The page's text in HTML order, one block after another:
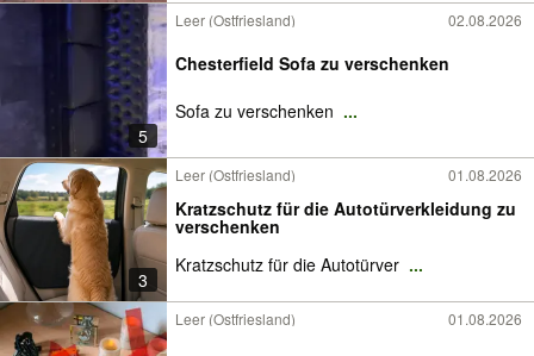
5
Leer (Ostfriesland) 02.08.2026
Chesterfield Sofa zu verschenken
Sofa zu verschenken ...
3
Leer (Ostfriesland) 01.08.2026
Kratzschutz für die Autotürverkleidung zu
verschenken
Kratzschutz für die Autotürver ...
Leer (Ostfriesland) 01.08.2026